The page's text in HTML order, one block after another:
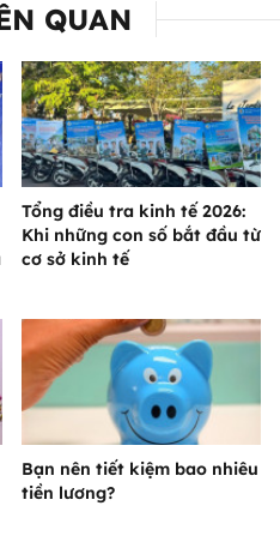
QUAN
Tổng điều tra kinh tế 2026:
Khi những con số bắt đầu từ
cơ sở kinh tế
Bạn nên tiết kiệm bao nhiêu
tiền lương?